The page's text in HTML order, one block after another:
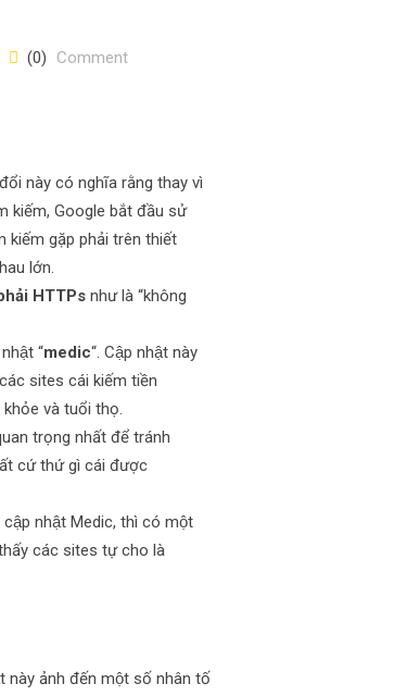
(0) Comment
này có nghĩa rằng thay vì
kiếm, Google bắt đầu sử
kiếm gặp phải trên thiết
lớn.
HTTPs như là “không
“medic“. Cập nhật này
sites cái kiếm tiền
và tuổi thọ.
trọng nhất để tránh
cứ thứ gì cái được
nhật Medic, thì có một
các sites tự cho là
này ảnh đến một số nhân tố